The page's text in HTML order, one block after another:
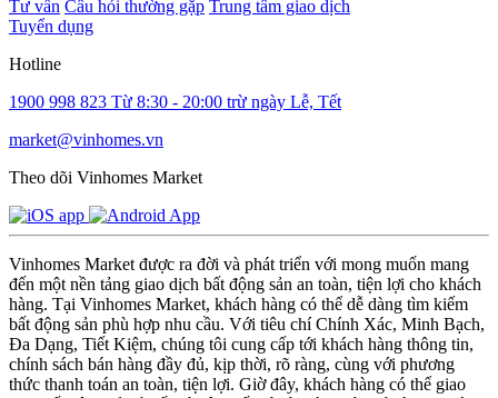
Tư vấn Câu hỏi thường gặp Trung tâm giao dịch
Tuyển dụng
Hotline
1900 998 823 Từ 8:30 - 20:00 trừ ngày Lễ, Tết
market@vinhomes.vn
Theo dõi Vinhomes Market
Vinhomes Market được ra đời và phát triển với mong muốn mang
đến một nền tảng giao dịch bất động sản an toàn, tiện lợi cho khách
hàng. Tại Vinhomes Market, khách hàng có thể dễ dàng tìm kiếm
bất động sản phù hợp nhu cầu. Với tiêu chí Chính Xác, Minh Bạch,
Đa Dạng, Tiết Kiệm, chúng tôi cung cấp tới khách hàng thông tin,
chính sách bán hàng đầy đủ, kịp thời, rõ ràng, cùng với phương
thức thanh toán an toàn, tiện lợi. Giờ đây, khách hàng có thể giao